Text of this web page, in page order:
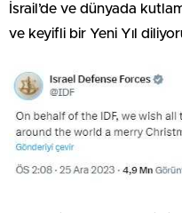
İsrail’de ve dünyada
ve keyifli bir Yeni Yıl